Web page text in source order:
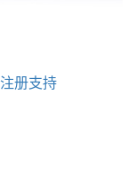
注册支持